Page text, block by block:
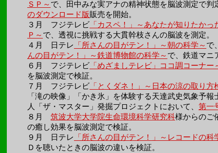
ＳＰ～ で、田中みな実アナの精神状態を脳波測定で
のダウンロード版販売を開始。
３月 フジテレビ 「カスペ！」～あなたが知りたか
Ｐ～ で、透視に挑戦する大貫幹枝さんの脳波を測定。
４月 日テレ
「所さんの目がテン！」～朝の科学～ で
んの目がテン！」～鉄道博物館の科学～ で、鉄道マニ
６月 フジテレビ 「めざましテレビ」ココ調コーナー
を脳波測定で検証。
７月 フジテレビ 「とくダネ！」～日本の涼の取り方
「滝の映像」「かき氷」を体験する天達武史気象予
人「ザ・マスター」発掘プロジェクトにおいて、 第一
８月 筑波大学大学院生命環境科学研究科様からのご
の癒し効果を脳波測定で検証。
９月 日テレ
「所さんの目がテン！」～レコードの科
Ｄを聴いたときの脳波の違いを検証。